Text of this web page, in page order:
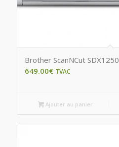
Brother ScanNCut SDX1250
649.00€ TVAC
Ajouter au panier